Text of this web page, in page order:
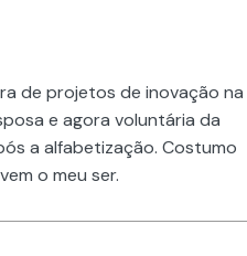
de projetos de inovação na
e agora voluntária da
a alfabetização. Costumo
o meu ser.